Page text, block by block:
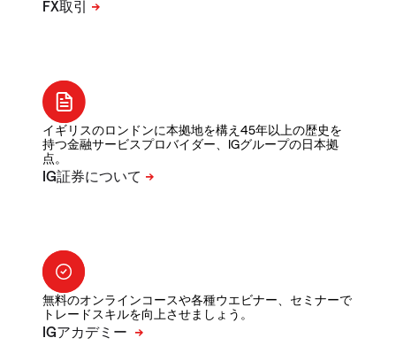
イギリスのロンドンに本拠地を構え45年以上の歴史を
持つ金融サービスプロバイダー、IGグループの日本拠
点。
無料のオンラインコースや各種ウエビナー、セミナーで
トレードスキルを向上させましょう。